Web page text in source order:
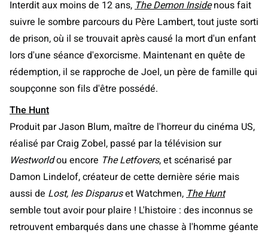
Interdit aux moins de 12 ans,The Demon Insidenous fait
suivre le sombre parcours du Père Lambert, tout juste sorti
de prison, où il se trouvait après causé la mort d'un enfant
lors d'une séance d'exorcisme. Maintenant en quête de
rédemption, il se rapproche de Joel, un père de famille qui
soupçonne son fils d'être possédé.
The Hunt
Produit par Jason Blum, maître de l'horreur du cinéma US,
réalisé par Craig Zobel, passé par la télévision sur
Westworldou encore The Letfovers, et scénarisé par
Damon Lindelof, créateur de cette dernière série mais
aussi de Lost, les Disparuset Watchmen,The Hunt
semble tout avoir pour plaire ! L'histoire : des inconnus se
retrouvent embarqués dans une chasse à l'homme géante